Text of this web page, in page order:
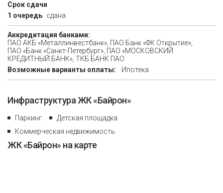
Срок сдачи
1 очередь сдана
Аккредитация банками:
ПАО АКБ «Металлинвестбанк», ПАО Банк «ФК Открытие»,
ПАО «Банк «Санкт-Петербург», ПАО «МОСКОВСКИЙ
КРЕДИТНЫЙ БАНК», ТКБ БАНК ПАО
Возможные варианты оплаты:
Ипотека
Инфраструктура ЖК «Байрон»
Паркинг
Детская площадка
Коммерческая недвижимость
ЖК «Байрон» на карте